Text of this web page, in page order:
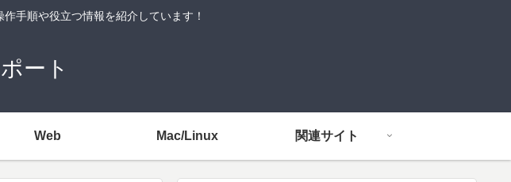
手順や役立つ情報を紹介しています！
ート
Web Mac/Linux 関連サイト